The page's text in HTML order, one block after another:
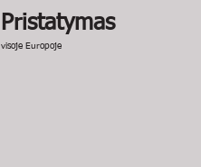
Pristatymas
visoje Europoje